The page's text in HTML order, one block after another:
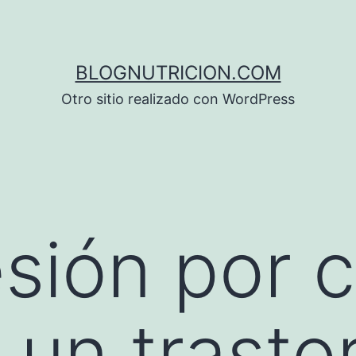
BLOGNUTRICION.COM
Otro sitio realizado con WordPress
por